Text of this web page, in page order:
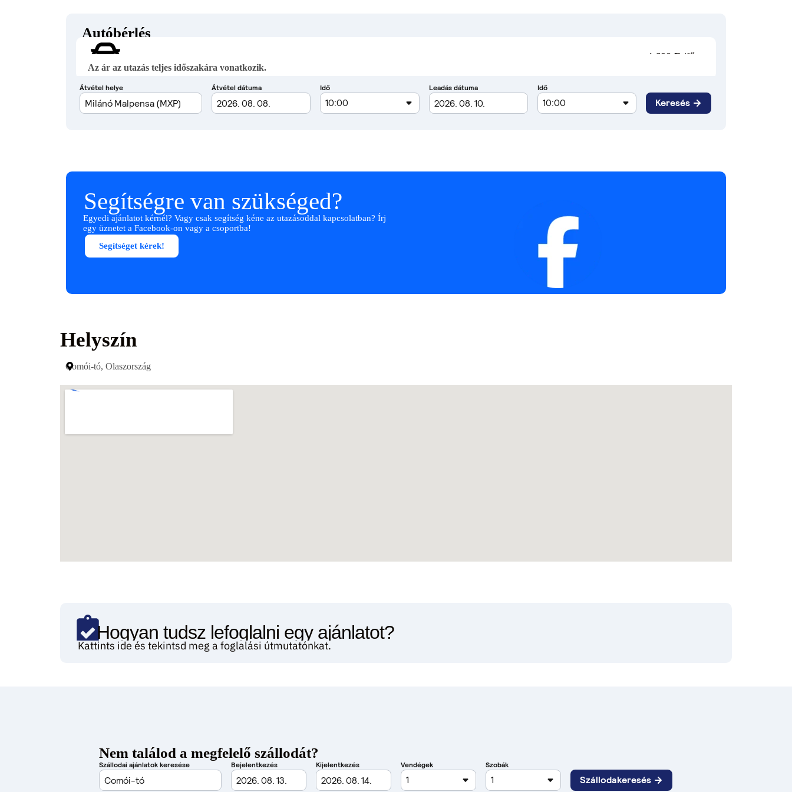
Autóbérlés
4 600 Ft/fő
Az ár az utazás teljes időszakára vonatkozik.
Segítségre van szükséged?
Egyedi ajánlatot kérnél? Vagy csak segítség kéne az utazásoddal kapcsolatban? Írj
egy üznetet a Facebook-on vagy a csoportba!
Segítséget kérek!
Helyszín
Comói-tó, Olaszország
Hogyan tudsz lefoglalni egy ajánlatot?
Kattints ide és tekintsd meg a foglalási útmutatónkat.
Nem találod a megfelelő szállodát?